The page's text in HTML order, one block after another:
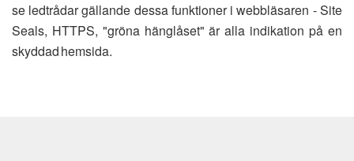
se ledtrådar gällande dessa funktioner i webbläsaren - Site
Seals, HTTPS, "gröna hänglåset" är alla indikation på en
skyddad hemsida.